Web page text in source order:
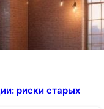
светильники на
риски старых